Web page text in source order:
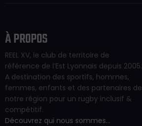
À PROPOS
REEL XV, le club de territoire de
référence de l’Est Lyonnais depuis 2005.
A destination des sportifs, hommes,
femmes, enfants et des partenaires de
notre région pour un rugby inclusif &
compétitif.
Découvrez qui nous sommes…